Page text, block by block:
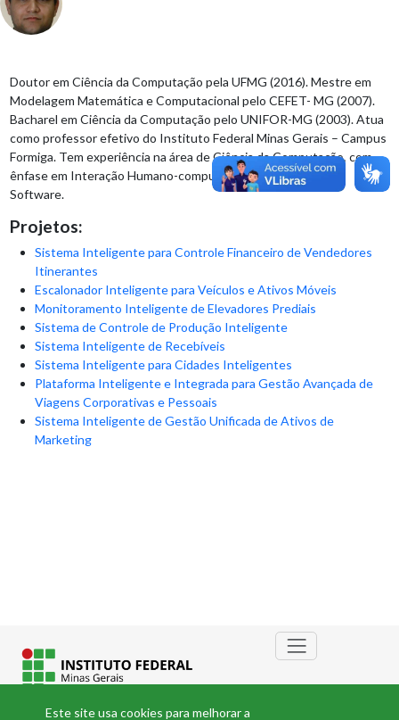
Doutor em Ciência da Computação pela UFMG (2016). Mestre em
Modelagem Matemática e Computacional pelo CEFET- MG (2007).
Bacharel em Ciência da Computação pelo UNIFOR-MG (2003). Atua
como professor efetivo do Instituto Federal Minas Gerais – Campus
Formiga. Tem experiência na área de Ciência da Computação, com
ênfase em Interação Humano-computador e Engenharia de
Software.
Projetos:
Sistema Inteligente para Controle Financeiro de Vendedores
Itinerantes
Escalonador Inteligente para Veículos e Ativos Móveis
Monitoramento Inteligente de Elevadores Prediais
Sistema de Controle de Produção Inteligente
Sistema Inteligente de Recebíveis
Sistema Inteligente para Cidades Inteligentes
Plataforma Inteligente e Integrada para Gestão Avançada de
Viagens Corporativas e Pessoais
Sistema Inteligente de Gestão Unificada de Ativos de
Marketing
Este site usa cookies para melhorar a